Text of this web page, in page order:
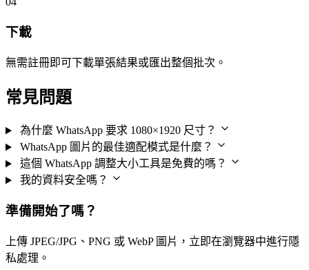
下載
無需註冊即可下載單張結果或匯出整個批次。
常見問題
為什麼 WhatsApp 要求 1080×1920 尺寸？
WhatsApp 圖片的最佳適配模式是什麼？
這個 WhatsApp 調整大小工具是免費的嗎？
我的資料安全嗎？
準備開始了嗎？
上傳 JPEG/JPG、PNG 或 WebP 圖片，立即在瀏覽器中進行隱
私處理。